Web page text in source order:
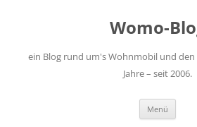
Womo-
ein Blog rund um's Wohnmobil und den
Jahre – seit 2006.
Menü